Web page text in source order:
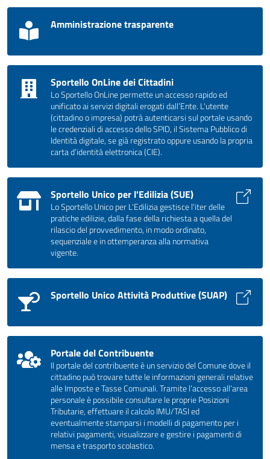
Amministrazione trasparente
Sportello OnLine dei Cittadini
Lo Sportello OnLine permette un accesso rapido ed
unificato ai servizi digitali erogati dall’Ente. L'utente
(cittadino o impresa) potrà autenticarsi sul portale usando
le credenziali di accesso dello SPID, il Sistema Pubblico di
Identità digitale, se già registrato oppure usando la propria
carta d’identità elettronica (CIE).
Sportello Unico per l'Edilizia (SUE)
Lo Sportello Unico per L'Edilizia gestisce l'iter delle
pratiche edilizie, dalla fase della richiesta a quella del
rilascio del provvedimento, in modo ordinato,
sequenziale e in ottemperanza alla normativa
vigente.
Sportello Unico Attività Produttive (SUAP)
Portale del Contribuente
Il portale del contribuente è un servizio del Comune dove il
cittadino può trovare tutte le informazioni generali relative
alle Imposte e Tasse Comunali. Tramite l’accesso all’area
personale è possibile consultare le proprie Posizioni
Tributarie, effettuare il calcolo IMU/TASI ed
eventualmente stamparsi i modelli di pagamento per i
relativi pagamenti, visualizzare e gestire i pagamenti di
mensa e trasporto scolastico.